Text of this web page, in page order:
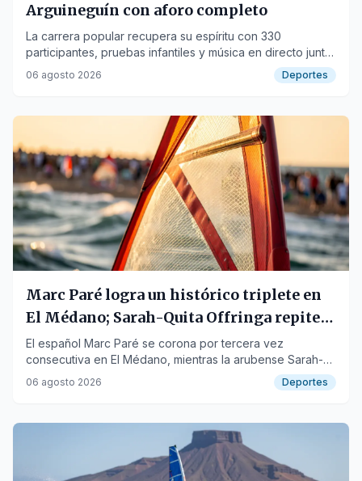
Arguineguín con aforo completo
La carrera popular recupera su espíritu con 330
participantes, pruebas infantiles y música en directo junto
al mar.
06 agosto 2026 Deportes
Marc Paré logra un histórico triplete en
El Médano; Sarah-Quita Offringa repite
título
El español Marc Paré se corona por tercera vez
consecutiva en El Médano, mientras la arubense Sarah-
Quita Offringa revalida su corona femenina.
06 agosto 2026 Deportes